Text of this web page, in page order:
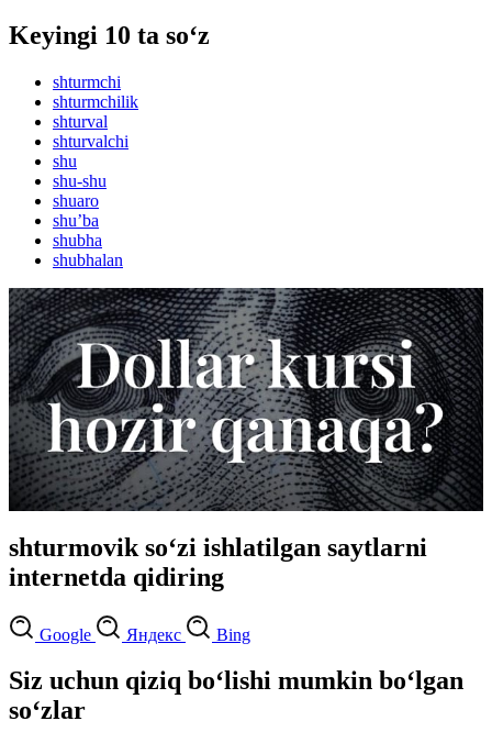
Keyingi 10 ta so‘z
shturmchi
shturmchilik
shturval
shturvalchi
shu
shu-shu
shuaro
shuʼba
shubha
shubhalan
shturmovik so‘zi ishlatilgan saytlarni
internetda qidiring
Google Яндекс Bing
Siz uchun qiziq bo‘lishi mumkin bo‘lgan
so‘zlar